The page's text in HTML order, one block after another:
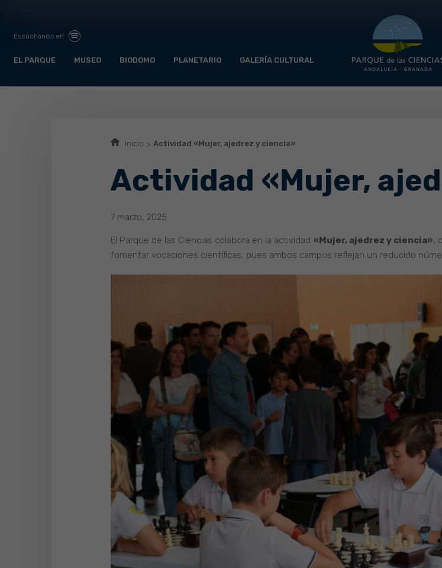
Escúchanos en
EL PARQUE MUSEO BIODOMO PLANETARIO GALERÍA CULTURAL
Inicio Actividad «Mujer, ajedrez y ciencia»
Actividad «Mujer,
7 marzo, 2025
El Parque de las Ciencias colabora en la actividad «Mujer, ajedrez y ciencia»,
fomentar vocaciones científicas, pues ambos campos reflejan un reducido